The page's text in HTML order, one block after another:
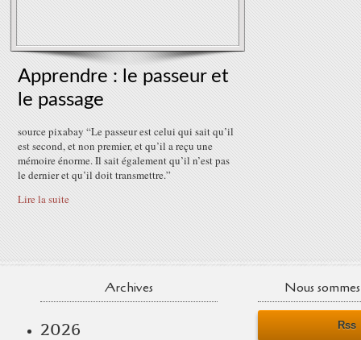
Apprendre : le passeur et
le passage
source pixabay “Le passeur est celui qui sait qu’il
est second, et non premier, et qu’il a reçu une
mémoire énorme. Il sait également qu’il n’est pas
le dernier et qu’il doit transmettre.”
Lire la suite
Archives
2026
Nous
Rss